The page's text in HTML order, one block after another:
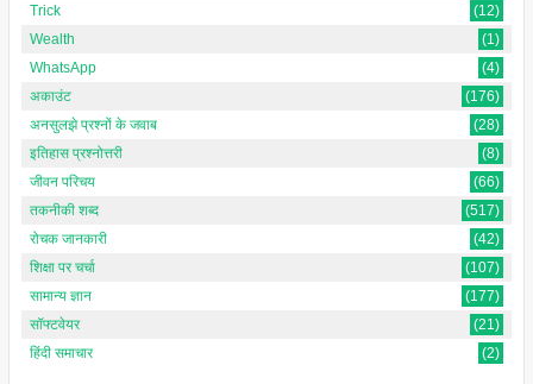
Trick
(12)
Wealth
(1)
WhatsApp
(4)
अकाउंट
(176)
अनसुलझे प्रश्नों के जवाब
(28)
इतिहास प्रश्नोत्तरी
(8)
जीवन परिचय
(66)
तकनीकी शब्द
(517)
रोचक जानकारी
(42)
शिक्षा पर चर्चा
(107)
सामान्य ज्ञान
(177)
सॉफ्टवेयर
(21)
हिंदी समाचार
(2)